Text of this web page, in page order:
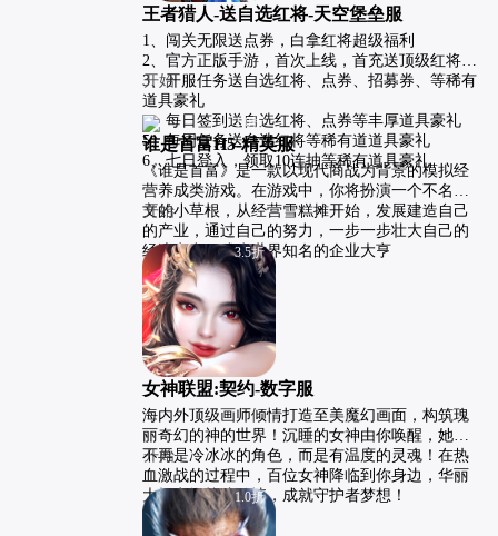
王者猎人-送自选红将-天空堡垒服
1、闯关无限送点券，白拿红将超级福利
2、官方正版手游，首次上线，首充送顶级红将
3、开服任务送自选红将、点券、招募券、等稀有
道具豪礼
4、每日签到送自选红将、点券等丰厚道具豪礼
5、每周任务送自选红将等稀有道道具豪礼
6、七日登入，领取10连抽等稀有道具豪礼
开始
1.0折
谁是首富H5-精英服
《谁是首富》是一款以现代商战为背景的模拟经
营养成类游戏。在游戏中，你将扮演一个不名一
文的小草根，从经营雪糕摊开始，发展建造自己
的产业，通过自己的努力，一步一步壮大自己的
经济实力，成为世界知名的企业大亨
开始
3.5折
女神联盟:契约-数字服
海内外顶级画师倾情打造至美魔幻画面，构筑瑰
丽奇幻的神的世界！沉睡的女神由你唤醒，她们
不再是冷冰冰的角色，而是有温度的灵魂！在热
血激战的过程中，百位女神降临到你身边，华丽
大招点燃战斗激情，成就守护者梦想！
开始
1.0折